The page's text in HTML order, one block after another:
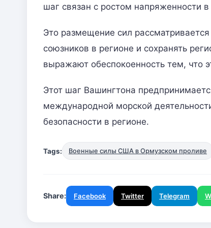
шаг связан с ростом напряженности в
Это размещение сил
союзников в регионе и сохранять
выражают обеспокоенность тем, что
Этот шаг Вашингтона
международной морской
безопасности в регионе.
Tags: Военные силы США в Ормузском проливе
Share: Facebook Twitter Telegram